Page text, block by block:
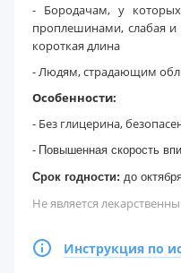
- Бородачам, у которых
проплешинами, слабая и
короткая длина
- Людям, страдающим
Особенности:
- Без глицерина,
- Повышенная скорость
Срок годности: до
Не является
Инструкция по